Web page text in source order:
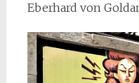
Eberhard von